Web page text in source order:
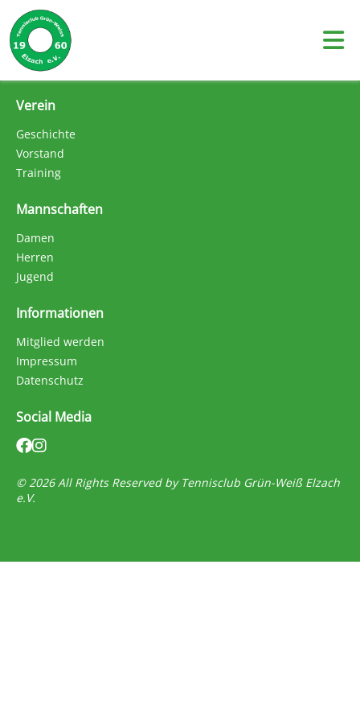
to
content
Verein
Geschichte
Vorstand
Training
Mannschaften
Damen
Herren
Jugend
Informationen
Mitglied werden
Impressum
Datenschutz
Social Media
© 2026 All Rights Reserved by Tennisclub Grün-Weiß Elzach
e.V.